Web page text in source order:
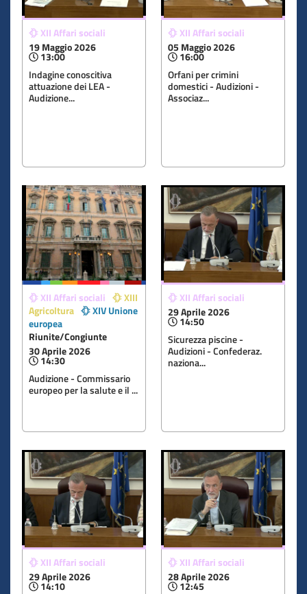
XII Affari sociali
19 Maggio 2026
13:00
Indagine conoscitiva
attuazione dei LEA -
Audizione...
XII Affari sociali
05 Maggio 2026
16:00
Orfani per crimini
domestici - Audizioni -
Associaz...
XII Affari sociali
XIII
Agricoltura
XIV Unione
europea
Riunite/Congiunte
30 Aprile 2026
14:30
Audizione - Commissario
europeo per la salute e il ...
XII Affari sociali
29 Aprile 2026
14:50
Sicurezza piscine -
Audizioni - Confederaz.
naziona...
XII Affari sociali
29 Aprile 2026
14:10
XII Affari sociali
28 Aprile 2026
12:45